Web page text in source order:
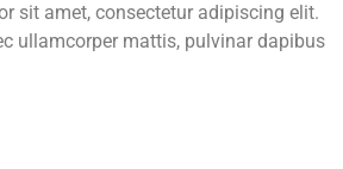
sit amet, consectetur adipiscing elit.
ullamcorper mattis, pulvinar dapibus